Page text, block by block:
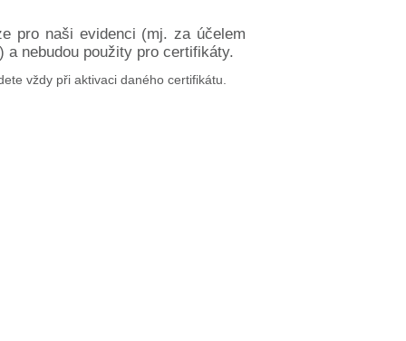
pro naši evidenci (mj. za účelem
a nebudou použity pro certifikáty.
vždy při aktivaci daného certifikátu.